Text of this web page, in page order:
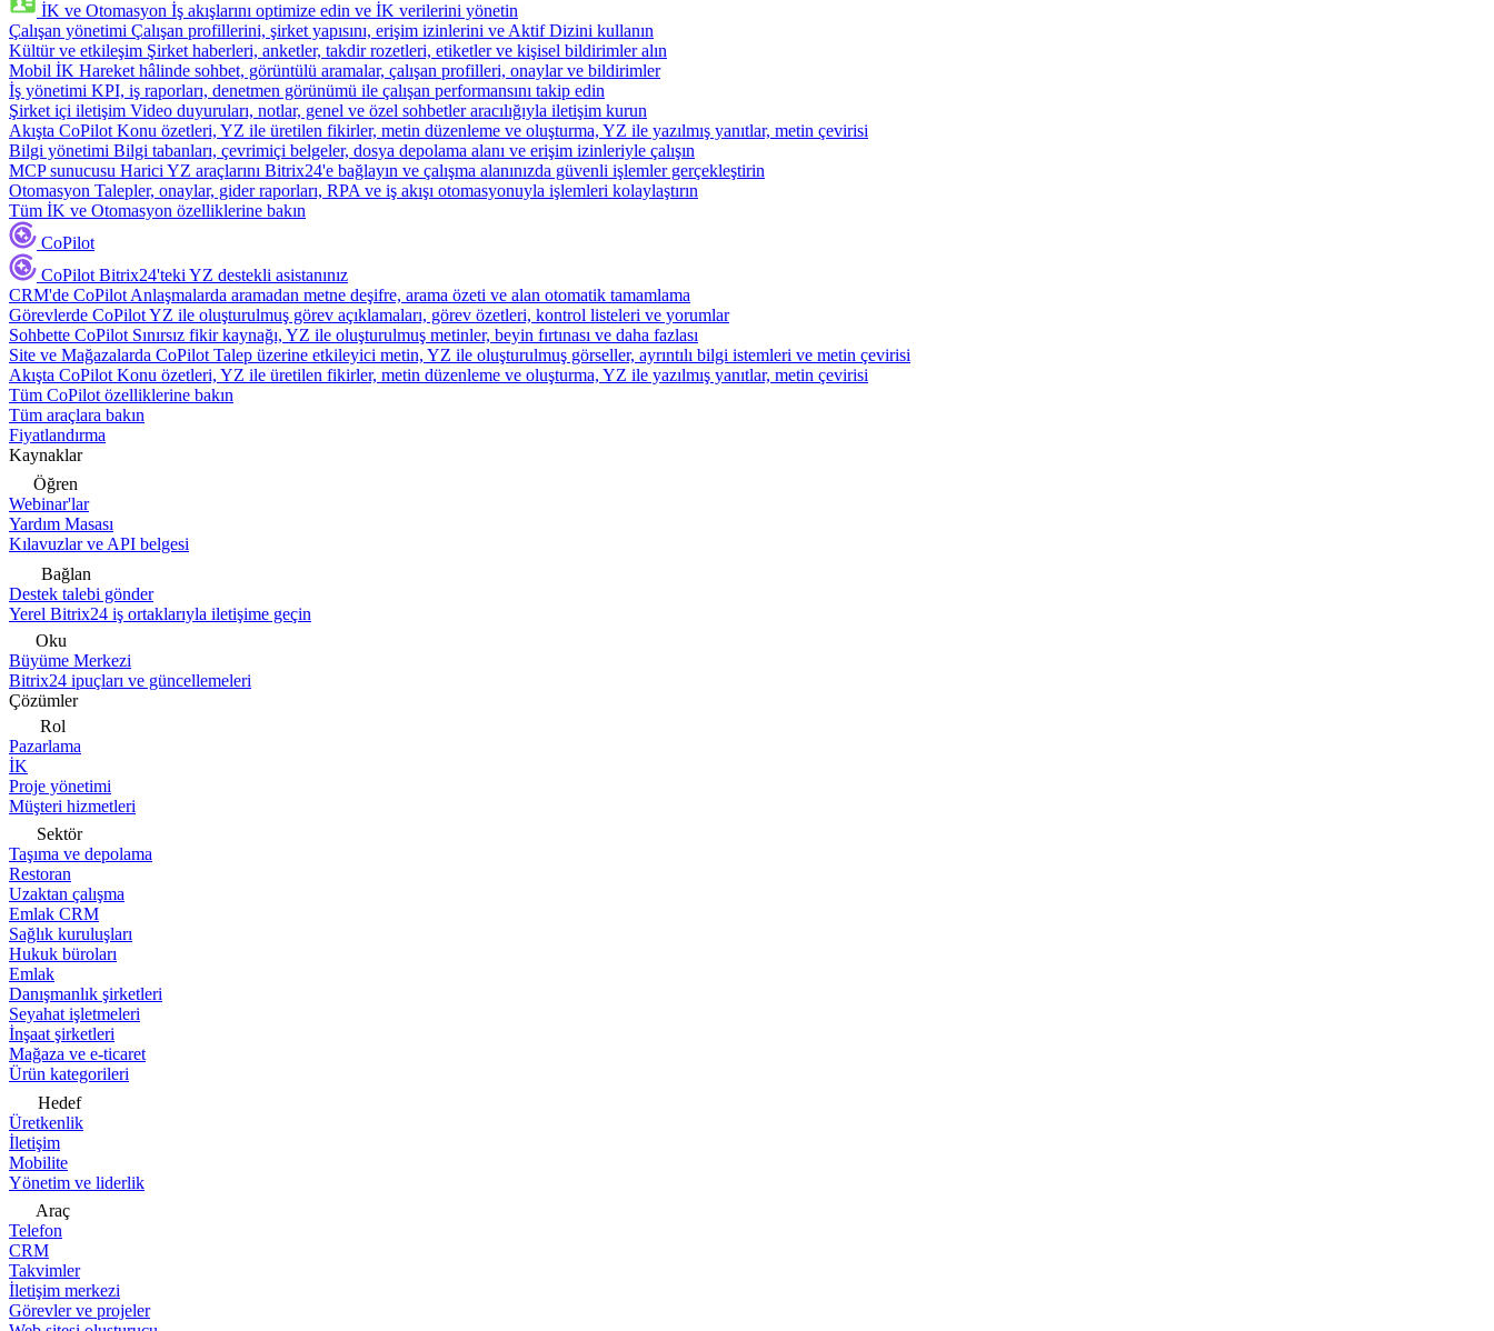
İK ve Otomasyon İş akışlarını optimize edin ve İK verilerini yönetin
Çalışan yönetimi Çalışan profillerini, şirket yapısını, erişim izinlerini ve Aktif Dizini kullanın
Kültür ve etkileşim Şirket haberleri, anketler, takdir rozetleri, etiketler ve kişisel bildirimler alın
Mobil İK Hareket hâlinde sohbet, görüntülü aramalar, çalışan profilleri, onaylar ve bildirimler
İş yönetimi KPI, iş raporları, denetmen görünümü ile çalışan performansını takip edin
Şirket içi iletişim Video duyuruları, notlar, genel ve özel sohbetler aracılığıyla iletişim kurun
Akışta CoPilot Konu özetleri, YZ ile üretilen fikirler, metin düzenleme ve oluşturma, YZ ile yazılmış yanıtlar, metin çevirisi
Bilgi yönetimi Bilgi tabanları, çevrimiçi belgeler, dosya depolama alanı ve erişim izinleriyle çalışın
MCP sunucusu Harici YZ araçlarını Bitrix24'e bağlayın ve çalışma alanınızda güvenli işlemler gerçekleştirin
Otomasyon Talepler, onaylar, gider raporları, RPA ve iş akışı otomasyonuyla işlemleri kolaylaştırın
Tüm İK ve Otomasyon özelliklerine bakın
CoPilot
CoPilot Bitrix24'teki YZ destekli asistanınız
CRM'de CoPilot Anlaşmalarda aramadan metne deşifre, arama özeti ve alan otomatik tamamlama
Görevlerde CoPilotYZ ile oluşturulmuş görev açıklamaları, görev özetleri, kontrol listeleri ve yorumlar
Sohbette CoPilot Sınırsız fikir kaynağı, YZ ile oluşturulmuş metinler, beyin fırtınası ve daha fazlası
Site ve Mağazalarda CoPilot Talep üzerine etkileyici metin, YZ ile oluşturulmuş görseller, ayrıntılı bilgi istemleri ve metin çevirisi
Akışta CoPilot Konu özetleri, YZ ile üretilen fikirler, metin düzenleme ve oluşturma, YZ ile yazılmış yanıtlar, metin çevirisi
Tüm CoPilot özelliklerine bakın
Tüm araçlara bakın
Fiyatlandırma
Kaynaklar
Öğren
Webinar'lar
Yardım Masası
Kılavuzlar ve API belgesi
Bağlan
Destek talebi gönder
Yerel Bitrix24 iş ortaklarıyla iletişime geçin
Oku
Büyüme Merkezi
Bitrix24 ipuçları ve güncellemeleri
Çözümler
Rol
Pazarlama
İK
Proje yönetimi
Müşteri hizmetleri
Sektör
Taşıma ve depolama
Restoran
Uzaktan çalışma
Emlak CRM
Sağlık kuruluşları
Hukuk büroları
Emlak
Danışmanlık şirketleri
Seyahat işletmeleri
İnşaat şirketleri
Mağaza ve e-ticaret
Ürün kategorileri
Hedef
Üretkenlik
İletişim
Mobilite
Yönetim ve liderlik
Araç
Telefon
CRM
Takvimler
İletişim merkezi
Görevler ve projeler